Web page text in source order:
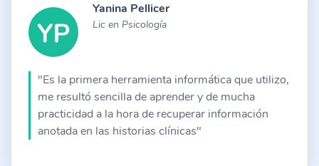
Yanina Pellicer
Lic en Psicología
"Es la primera herramienta informática que utilizo,
me resultó sencilla de aprender y de mucha
practicidad a la hora de recuperar información
anotada en las historias clínicas"